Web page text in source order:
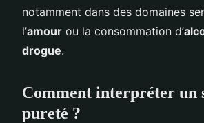
notamment dans des domaines
l’amour ou la consommation d’
drogue.
Comment interpréter un
pureté ?